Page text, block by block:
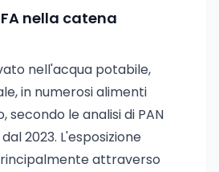
nella catena
nell'acqua potabile,
in numerosi alimenti
secondo le analisi di PAN
2023. L'esposizione
attraverso